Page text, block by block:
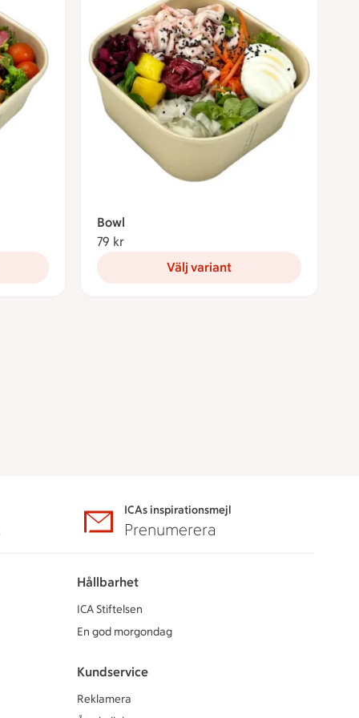
Bowl
79 kr
Välj variant
ICAs inspirationsmejl
Prenumerera
Hållbarhet
ICA Stiftelsen
En god morgondag
Kundservice
Reklamera